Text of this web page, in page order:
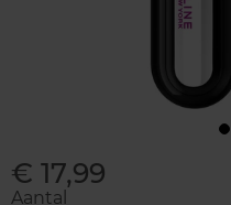
€ 17,99
Aantal